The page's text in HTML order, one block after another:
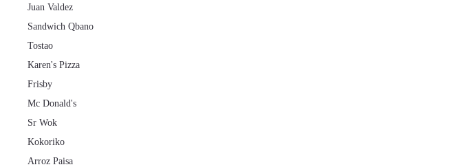
Juan Valdez
Sandwich Qbano
Tostao
Karen's Pizza
Frisby
Mc Donald's
Sr Wok
Kokoriko
Arroz Paisa